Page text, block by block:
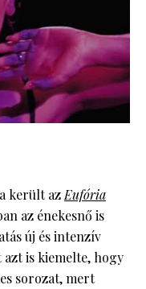
került az Eufória
az énekesnő is
új és intenzív
is kiemelte, hogy
sorozat, mert